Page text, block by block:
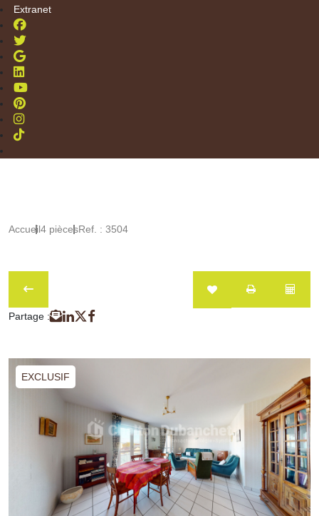
Extranet
Accueil4 piècesRef. : 3504
Partage :
EXCLUSIF